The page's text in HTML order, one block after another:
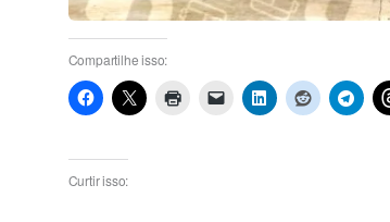
Compartilhe isso:
Curtir isso: